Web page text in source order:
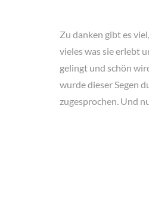
Zu danken gibt es
vieles was sie erlebt
gelingt und schön
wurde dieser Segen
zugesprochen. Und